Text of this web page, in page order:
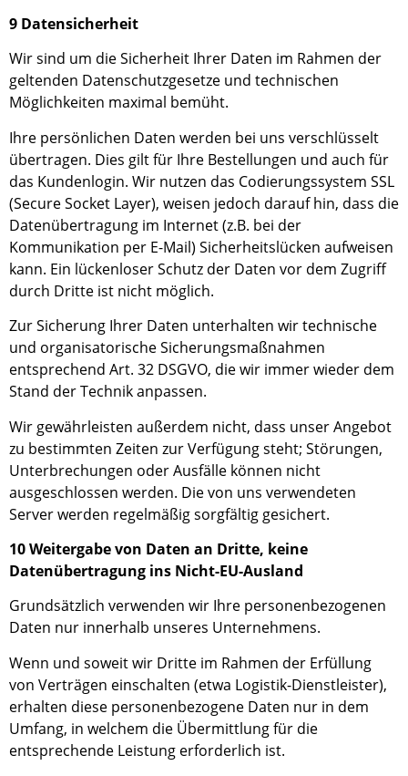
9 Datensicherheit
Wir sind um die Sicherheit Ihrer Daten im Rahmen der
geltenden Datenschutzgesetze und technischen
Möglichkeiten maximal bemüht.
Ihre persönlichen Daten werden bei uns verschlüsselt
übertragen. Dies gilt für Ihre Bestellungen und auch für
das Kundenlogin. Wir nutzen das Codierungssystem SSL
(Secure Socket Layer), weisen jedoch darauf hin, dass die
Datenübertragung im Internet (z.B. bei der
Kommunikation per E-Mail) Sicherheitslücken aufweisen
kann. Ein lückenloser Schutz der Daten vor dem Zugriff
durch Dritte ist nicht möglich.
Zur Sicherung Ihrer Daten unterhalten wir technische
und organisatorische Sicherungsmaßnahmen
entsprechend Art. 32 DSGVO, die wir immer wieder dem
Stand der Technik anpassen.
Wir gewährleisten außerdem nicht, dass unser Angebot
zu bestimmten Zeiten zur Verfügung steht; Störungen,
Unterbrechungen oder Ausfälle können nicht
ausgeschlossen werden. Dievon uns verwendeten
Server werden regelmäßig sorgfältig gesichert.
10 Weitergabe von Daten an Dritte, keine
Datenübertragung ins Nicht-EU-Ausland
Grundsätzlich verwenden wir Ihre personenbezogenen
Daten nur innerhalb unseres Unternehmens.
Wenn und soweit wir Dritte im Rahmen der Erfüllung
von Verträgen einschalten (etwa Logistik-Dienstleister),
erhalten diese personenbezogene Daten nur in dem
Umfang, in welchem die Übermittlung für die
entsprechende Leistung erforderlich ist.